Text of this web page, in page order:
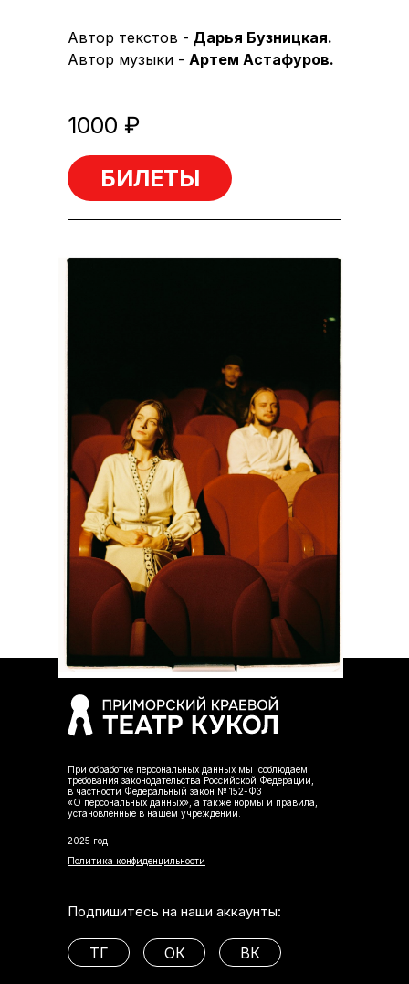
БИЛЕТЫ
Автор текстов - Дарья Бузницкая.
Автор музыки - Артем Астафуров.
1000 ₽
При обработке персональных данных мы соблюдаем
требования законодательства Российской Федерации,
в частности Федеральный закон № 152-ФЗ
«О персональных данных», а также нормы и правила,
установленные в нашем учреждении.
2025 год
ТГ ВК
ОК
Политика конфиденцильности
Подпишитесь на наши аккаунты: